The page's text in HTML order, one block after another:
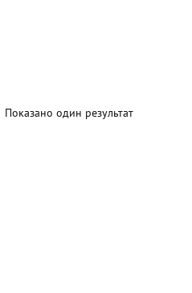
Показано один результат